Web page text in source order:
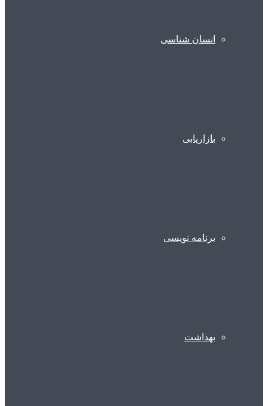
انسان شناسی
بازاریابی
برنامه نویسی
بهداشت